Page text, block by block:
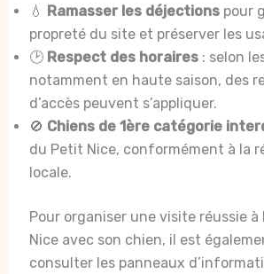
💧 Ramasser les déjectionspour
propreté du site et préserver les
🕑 Respect des horaires: selon
notamment en haute saison, des
d’accès peuvent s’appliquer.
🚫 Chiens de 1ère catégorie
du Petit Nice, conformément à la
locale.
Pour organiser une visite réussie à
Nice avec son chien, il est
consulter les panneaux